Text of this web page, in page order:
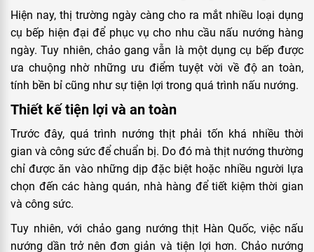
Hiện nay, thị trường ngày càng cho ra mắt nhiều loại dụng
cụ bếp hiện đại để phục vụ cho nhu cầu nấu nướng hàng
ngày. Tuy nhiên, chảo gang vẫn là một dụng cụ bếp được
ưa chuộng nhờ những ưu điểm tuyệt vời về độ an toàn,
tính bền bỉ cũng như sự tiện lợi trong quá trình nấu nướng.
Thiết kế tiện lợi và an toàn
Trước đây, quá trình nướng thịt phải tốn khá nhiều thời
gian và công sức để chuẩn bị. Do đó mà thịt nướng thường
chỉ được ăn vào những dịp đặc biệt hoặc nhiều người lựa
chọn đến các hàng quán, nhà hàng để tiết kiệm thời gian
và công sức.
Tuy nhiên, với chảo gang nướng thịt Hàn Quốc, việc nấu
nướng dần trở nên đơn giản và tiện lợi hơn. Chảo nướng